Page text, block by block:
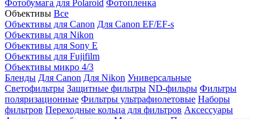
Фотобумага для Polaroid Фотопленка
Объективы Все
Объективы для Canon Для Canon EF/EF-s
Объективы для Nikon
Объективы для Sony E
Объективы для Fujifilm
Объективы микро 4/3
Бленды Для Canon Для Nikon Универсальные
Светофильтры Защитные фильтры ND-фильры Фильтры
поляризационные Фильтры ультрафиолетовые Наборы
фильтров Переходные кольца для фильтров Аксессуары